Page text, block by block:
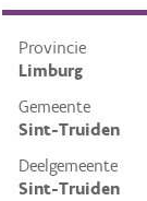
Provincie
Limburg
Gemeente
Sint-Truiden
Deelgemeente
Sint-Truiden